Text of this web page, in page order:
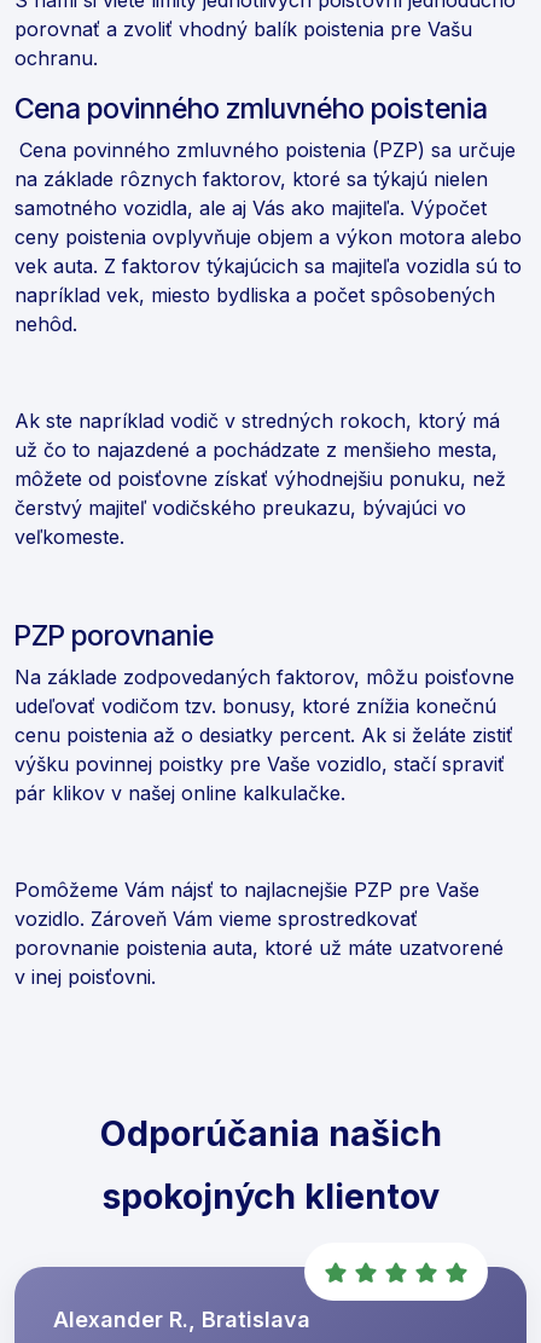
porovnať a zvoliť vhodný balík poistenia pre Vašu
ochranu.
Cena povinného zmluvného poistenia
Cena povinného zmluvného poistenia (PZP) sa určuje
na základe rôznych faktorov, ktoré sa týkajú nielen
samotného vozidla, ale aj Vás ako majiteľa. Výpočet
ceny poistenia ovplyvňuje objem a výkon motora alebo
vek auta. Z faktorov týkajúcich sa majiteľa vozidla sú to
napríklad vek, miesto bydliska a počet spôsobených
nehôd.
Ak ste napríklad vodič v stredných rokoch, ktorý má
už čo to najazdené a pochádzate z menšieho mesta,
môžete od poisťovne získať výhodnejšiu ponuku, než
čerstvý majiteľ vodičského preukazu, bývajúci vo
veľkomeste.
PZP porovnanie
Na základe zodpovedaných faktorov, môžu poisťovne
udeľovať vodičom tzv. bonusy, ktoré znížia konečnú
cenu poistenia až o desiatky percent. Ak si želáte zistiť
výšku povinnej poistky pre Vaše vozidlo, stačí spraviť
pár klikov v našej online kalkulačke.
Pomôžeme Vám nájsť to najlacnejšie PZP pre Vaše
vozidlo. Zároveň Vám vieme sprostredkovať
porovnanie poistenia auta, ktoré už máte uzatvorené
v inej poisťovni.
Alexander R., Bratislava
Odporúčania našich
spokojných klientov